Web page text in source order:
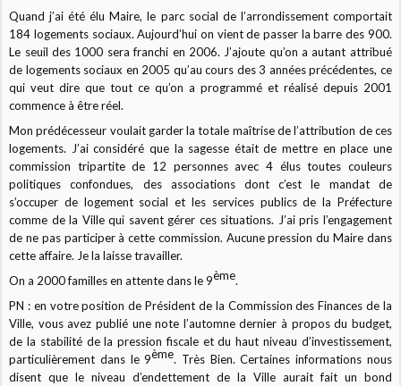
Quand j’ai été élu Maire, le parc social de l’arrondissement comportait
184 logements sociaux. Aujourd’hui on vient de passer la barre des 900.
Le seuil des 1000 sera franchi en 2006. J’ajoute qu’on a autant attribué
de logements sociaux en 2005 qu’au cours des 3 années précédentes, ce
qui veut dire que tout ce qu’on a programmé et réalisé depuis 2001
commence à être réel.
Mon prédécesseur voulait garder la totale maîtrise de l’attribution de ces
logements. J’ai considéré que la sagesse était de mettre en place une
commission tripartite de 12 personnes avec 4 élus toutes couleurs
politiques confondues, des associations dont c’est le mandat de
s’occuper de logement social et les services publics de la Préfecture
comme de la Ville qui savent gérer ces situations. J’ai pris l’engagement
de ne pas participer à cette commission. Aucune pression du Maire dans
cette affaire. Je la laisse travailler.
On a 2000 familles en attente dans le 9ème.
PN : en votre position de Président de la Commission des Finances de la
Ville, vous avez publié une note l’automne dernier à propos du budget,
de la stabilité de la pression fiscale et du haut niveau d’investissement,
particulièrement dans le 9ème. Très Bien. Certaines informations nous
disent que le niveau d’endettement de la Ville aurait fait un bond